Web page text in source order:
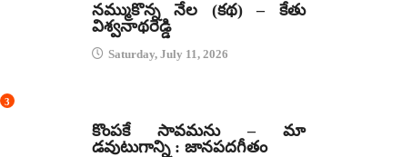
నమ్ముకొన్న నేల (కథ) – కేతు
విశ్వనాథరెడ్డి
Saturday, July 11, 2026
3
కొంపకే సావమను – మా
డవుటుగాన్ని : జానపదగీతం